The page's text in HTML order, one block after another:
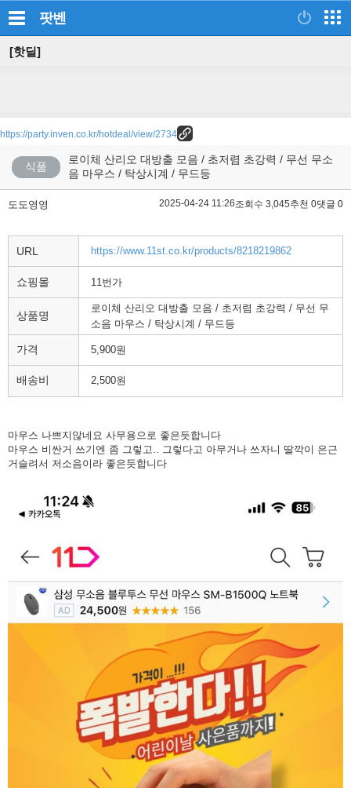
팟벤
[핫딜]
https://party.inven.co.kr/hotdeal/view/2734
식품
로이체 산리오 대방출 모음 / 초저렴 초강력 / 무선 무소
음 마우스 / 탁상시계 / 무드등
도도영영 2025-04-24 11:26조회수 3,045추천 0댓글 0
URL https://www.11st.co.kr/products/8218219862
쇼핑몰 11번가
상품명
로이체 산리오 대방출 모음 / 초저렴 초강력 / 무선 무
소음 마우스 / 탁상시계 / 무드등
가격 5,900원
배송비 2,500원
마우스 나쁘지않네요 사무용으로 좋은듯합니다
마우스 비싼거 쓰기엔 좀 그렇고.. 그렇다고 아무거나 쓰자니 딸깍이 은근
거슬려서 저소음이라 좋은듯합니다